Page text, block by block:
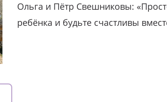
Ольга и Пётр Свешниковы:
ребёнка и будьте счастливы